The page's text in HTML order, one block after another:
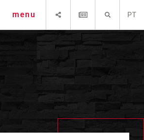
PT
menu